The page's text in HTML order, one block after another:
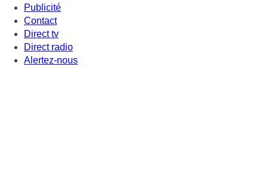
Publicité
Contact
Direct tv
Direct radio
Alertez-nous